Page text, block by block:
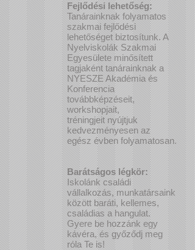
Fejlődési lehetőség:
Tanárainknak folyamatos
szakmai fejlődési
lehetőséget biztosítunk. A
Nyelviskolák Szakmai
Egyesülete minősített
tagjaként tanárainknak a
NYESZE Akadémia és
Konferencia
továbbképzéseit,
workshopjait,
tréningjeit nyújtjuk
kedvezményesen az
egész évben folyamatosan.
Barátságos légkör:
Iskolánk családi
vállalkozás, munkatársaink
között baráti, kellemes,
családias a hangulat.
Gyere be hozzánk egy
kávéra, és győződj meg
róla Te is!